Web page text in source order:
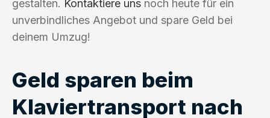
gestalten. Kontaktiere uns noch heute für ein
unverbindliches Angebot und spare Geld bei
deinem Umzug!
Geld sparen beim
Klaviertransport nach